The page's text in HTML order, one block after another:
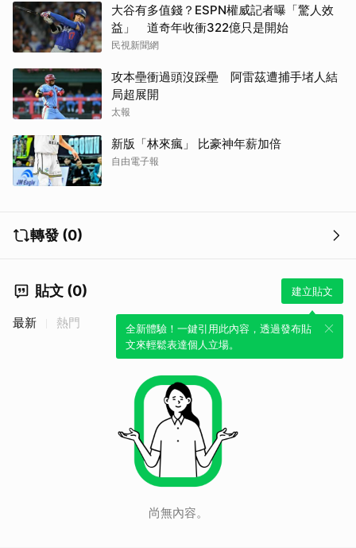
大谷有多值錢？ESPN權威記者曝「驚人效
益」 道奇年收衝322億只是開始
民視新聞網
攻本壘衝過頭沒踩壘 阿雷茲遭捕手堵人結
局超展開
太報
新版「林來瘋」 比豪神年薪加倍
自由電子報
轉發 (0)
貼文 (0) 建立貼文
全新體驗！一鍵引用此內容，透過發布貼
文來輕鬆表達個人立場。
最新 熱門
尚無內容。